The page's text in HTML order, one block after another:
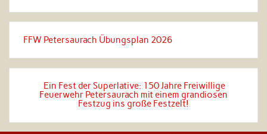
FFW Petersaurach Übungsplan 2026
Ein Fest der Superlative: 150 Jahre Freiwillige
Feuerwehr Petersaurach mit einem grandiosen
Festzug ins große Festzelt!